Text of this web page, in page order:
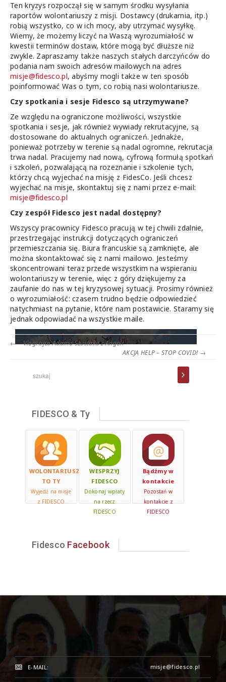
Ten kryzys rozpoczął się w samym środku wysyłania
raportów wolontariuszy z misji. Dostawcy (drukarnia, itp.)
robią wszystko, co w ich mocy, aby utrzymać wysyłkę.
Wiemy, że możemy liczyć na Waszą wyrozumiałość w
kwestii terminów dostaw, które mogą być dłuższe niż
zwykle. Zapraszamy także naszych stałych darczyńców do
podania nam swoich adresów mailowych na adres
misje@fidesco.pl, abyśmy mogli także w ten sposób
poinformować Was o tym, co robią nasi wolontariusze.
Czy spotkania i sesje Fidesco są utrzymywane?
Ze względu na ograniczone możliwości, wszystkie
spotkania i sesje, jak również wywiady rekrutacyjne, są
dostosowane do aktualnych ograniczeń. Jednakże,
ponieważ potrzeby w terenie są nadal ogromne, rekrutacja
trwa nadal. Pracujemy nad nową, cyfrową formułą spotkań
i szkoleń, pozwalającą na rozeznanie i szkolenie tych,
którzy chcą wyjechać na misję z FidesCo. Jeśli chcesz
wyjechać na misje, skontaktuj się z nami przez e-mail:
misje@fidesco.pl
Czy zespół Fidesco jest nadal dostępny?
Wszyscy pracownicy Fidesco pracują w tej chwili zdalnie,
przestrzegając instrukcji dotyczących ograniczeń
przemieszczania się. Biura francuskie są zamknięte, ale
można skontaktować się z nami mailowo. Jesteśmy
skoncentrowani teraz przede wszystkim na wspieraniu
wolontariuszy w terenie, więc z góry dziękujemy za
zaufanie do nas w tej kryzysowej sytuacji. Prosimy również
o wyrozumiałość: czasem trudno będzie odpowiedzieć
natychmiast na pytanie, które nam postawicie. Staramy się
jednak odpowiadać na wszystkie maile.
← Vlogi ojca Adama Szustaka z Angoli
AKCJA HELP – STOP COVID! →
FIDESCO & Ty
WOLONTARIUSZ
TO TY
Wyjedź na misje
z FIDESCO
WESPRZYJ
FIDESCO
Dokonaj wpłaty
na rzecz
FIDESCO
Bądźmy w
kontakcie
Pozostań w
kontakcie z
FIDESCO
Fidesco Facebook
E-MAIL: misje@fidesco.pl